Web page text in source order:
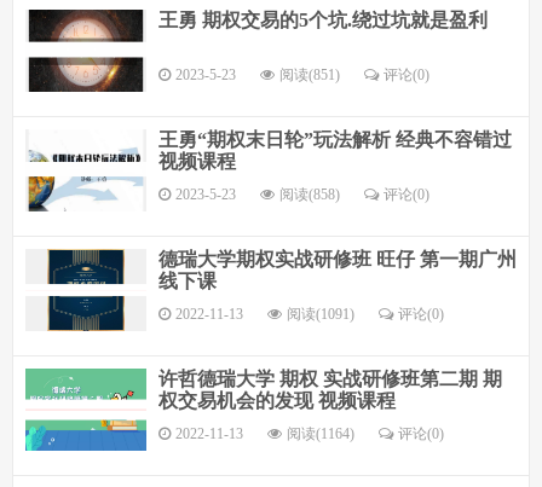
王勇 期权交易的5个坑.绕过坑就是盈利
2023-5-23 阅读(851) 评论(0)
王勇“期权末日轮”玩法解析 经典不容错过
视频课程
2023-5-23 阅读(858) 评论(0)
德瑞大学期权实战研修班 旺仔 第一期广州
线下课
2022-11-13 阅读(1091) 评论(0)
许哲德瑞大学 期权 实战研修班第二期 期
权交易机会的发现 视频课程
2022-11-13 阅读(1164) 评论(0)